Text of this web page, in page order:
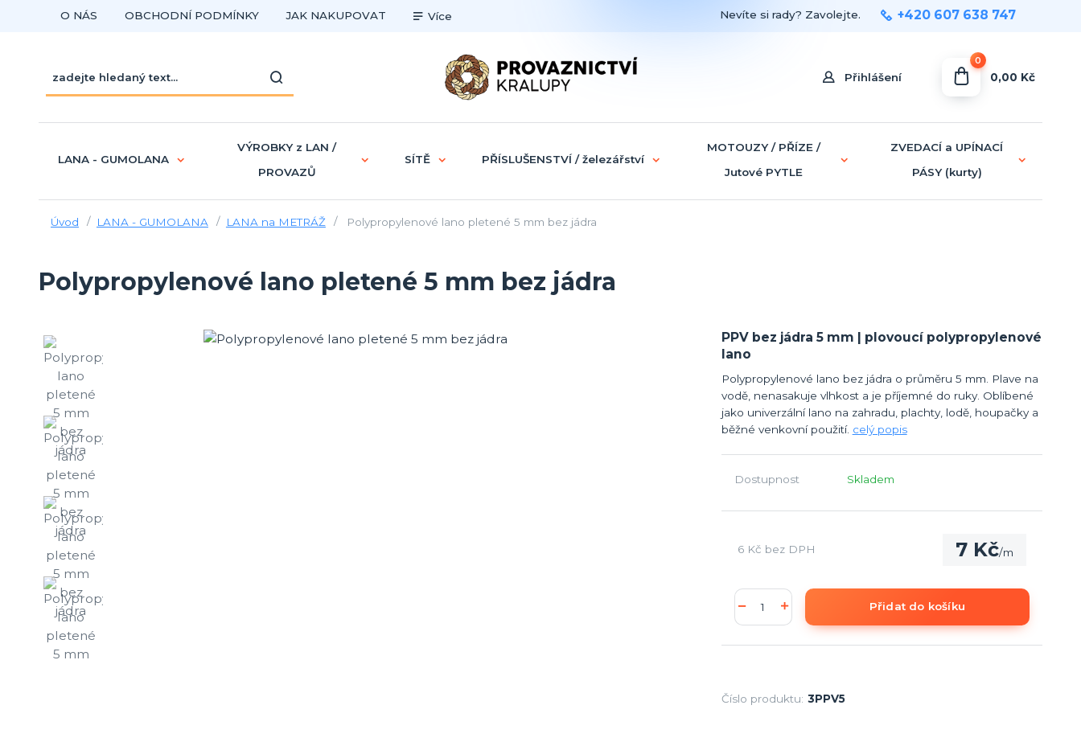
O NÁS OBCHODNÍ PODMÍNKY JAK NAKUPOVAT Více
Přihlášení
Nevíte si rady? Zavolejte. +420 607 638 747
0
0,00 Kč
LANA - GUMOLANA
VÝROBKY z LAN /
PROVAZŮ
SÍTĚ PŘÍSLUŠENSTVÍ / železářství
MOTOUZY / PŘÍZE /
Jutové PYTLE
ZVEDACÍ a UPÍNACÍ
PÁSY (kurty)
Úvod LANA - GUMOLANA LANA na METRÁŽ Polypropylenové lano pletené 5 mm bez jádra
Polypropylenové lano pletené 5 mm bez jádra
PPV bez jádra 5 mm | plovoucí polypropylenové
lano
Polypropylenové lano bez jádra o průměru 5 mm. Plave na
vodě, nenasakuje vlhkost a je příjemné do ruky. Oblíbené
jako univerzální lano na zahradu, plachty, lodě, houpačky a
běžné venkovní použití. celý popis
Dostupnost Skladem
7 Kč/m
6 Kč bez DPH
Přidat do košíku
Číslo produktu: 3PPV5